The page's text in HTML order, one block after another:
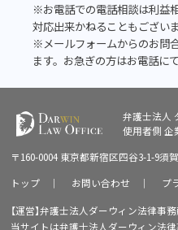
※お電話での電話相談は利益
対応出来かねることもござい
※メールフォームからのお問
ます。お急ぎの方はお電話に
弁護士法人
使用者側 企
〒160-0004 東京都新宿区四谷3-1-9須
トップ ｜ お問い合わせ ｜ プ
【運営】弁護士法人ダーウィン法律事
当サイトは弁護士法人ダーウィン法